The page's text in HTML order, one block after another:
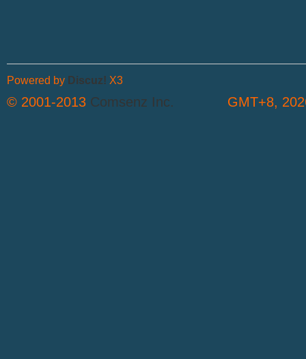
GMT+8,
Powered by Discuz! X3
© 2001-2013 Comsenz Inc.